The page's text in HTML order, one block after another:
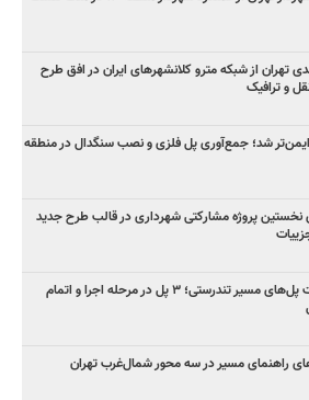
درصدی تهران از شبکه مترو کلانشهرهای ایران در افق طرح
و ترافیک
شد؛ جمع‌آوری پل فلزی و نصب سنگدال در منطقه
نخستین پروژه مشارکتی شهرداری در قالب طرح جدید
آخرین وضعیت پل‌های مسیر تندرستی؛ ۳ پل در مرحله اجرا و اتمام
راهنمای مسیر در سه محور شمال‌غرب تهران